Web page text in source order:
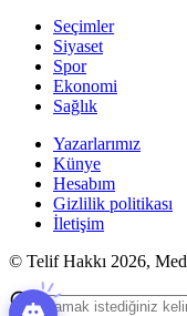
Seçimler
Siyaset
Spor
Ekonomi
Sağlık
Yazarlarımız
Künye
Hesabım
Gizlilik politikası
İletişim
© Telif Hakkı 2026,
casino
canlı
ev